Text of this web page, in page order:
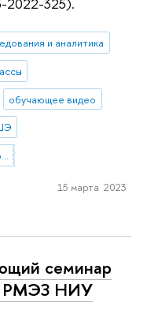
2022-325).
и аналитика
обучающее видео
Российский мониторинг экономического положения и здоровья населения НИУ ВШЭ
15 марта 2023
семинар
РМЭЗ НИУ